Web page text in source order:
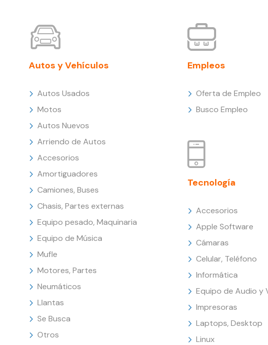
Autos y Vehículos
Autos Usados
Motos
Autos Nuevos
Arriendo de Autos
Accesorios
Amortiguadores
Camiones, Buses
Chasis, Partes externas
Equipo pesado, Maquinaria
Equipo de Música
Mufle
Motores, Partes
Neumáticos
Llantas
Se Busca
Otros
Empleos
Oferta de Empleo
Busco Empleo
Tecnología
Accesorios
Apple Software
Cámaras
Celular, Teléfono
Informática
Equipo de Audio y
Impresoras
Laptops, Desktop
Linux